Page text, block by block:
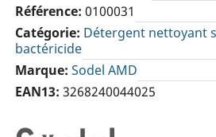
Référence 0100031
Catégorie Détergent nettoyant
bactéricide
Marque Sodel AMD
EAN13 3268240044025